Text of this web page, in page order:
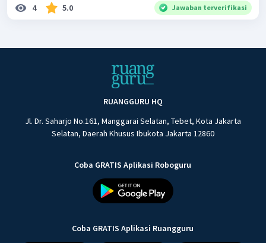
4 5.0 Jawaban terverifikasi
RUANGGURU HQ
Jl. Dr. Saharjo No.161, Manggarai Selatan, Tebet, Kota Jakarta
Selatan, Daerah Khusus Ibukota Jakarta 12860
Coba GRATIS Aplikasi Roboguru
Coba GRATIS Aplikasi Ruangguru